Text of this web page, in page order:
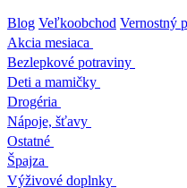
Blog Veľkoobchod Vernostný
Akcia mesiaca
Bezlepkové potraviny
Deti a mamičky
Drogéria
Nápoje, šťavy
Ostatné
Špajza
Výživové doplnky